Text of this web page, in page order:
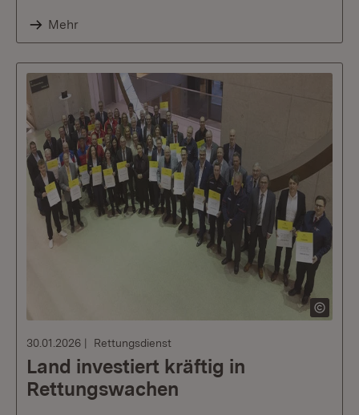
Mehr
30.01.2026 Rettungsdienst
Land investiert kräftig in
Rettungswachen